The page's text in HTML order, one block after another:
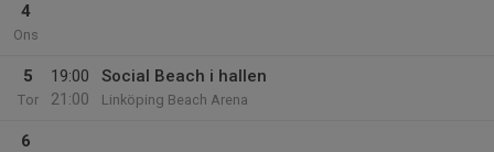
4
Ons
5
Tor
19:00
21:00
Social Beach i hallen
Linköping Beach Arena
6